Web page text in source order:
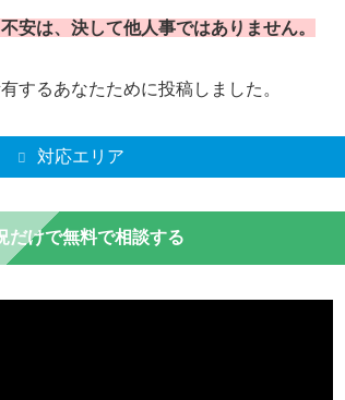
安は、決して他人事ではありません。
するあなたために投稿しました。
対応エリア
だけで無料で相談する